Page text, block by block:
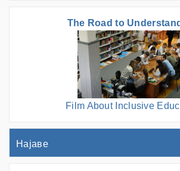
The Road to
Film About Inclusive
Најаве